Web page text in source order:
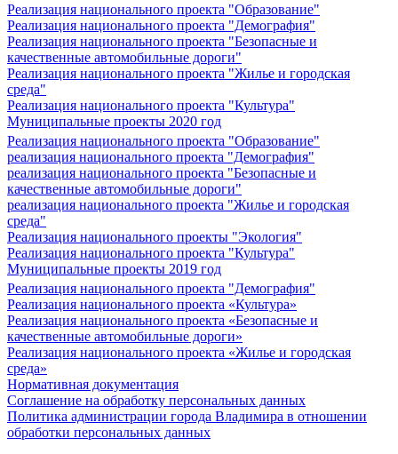
Реализация национального проекта "Образование"
Реализация национального проекта "Демография"
Реализация национального проекта "Безопасные и
качественные автомобильные дороги"
Реализация национального проекта "Жилье и городская
среда"
Реализация национального проекта "Культура"
Муниципальные проекты 2020 год
Реализация национального проекта "Образование"
реализация национального проекта "Демография"
реализация национального проекта "Безопасные и
качественные автомобильные дороги"
реализация национального проекта "Жилье и городская
среда"
Реализация национального проекты "Экология"
Реализация национального проекта "Культура"
Муниципальные проекты 2019 год
Реализация национального проекта "Демография"
Реализация национального проекта «Культура»
Реализация национального проекта «Безопасные и
качественные автомобильные дороги»
Реализация национального проекта «Жилье и городская
среда»
Нормативная документация
Соглашение на обработку персональных данных
Политика администрации города Владимира в отношении
обработки персональных данных